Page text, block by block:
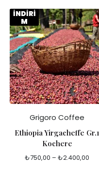
Grigoro Coffee
İNDİRİ
M
Ethiopia Yirgacheffe Gr.1
Kochere
₺750,00 –₺2.400,00